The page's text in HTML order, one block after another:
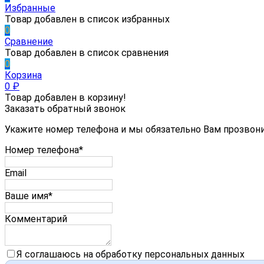
Избранные
Товар добавлен в список избранных
0
Сравнение
Товар добавлен в список сравнения
0
Корзина
0 ₽
Товар добавлен в корзину!
Заказать обратный звонок
Укажите номер телефона и мы обязательно Вам
Номер телефона*
Email
Ваше имя*
Комментарий
Я соглашаюсь на обработку персональных данных